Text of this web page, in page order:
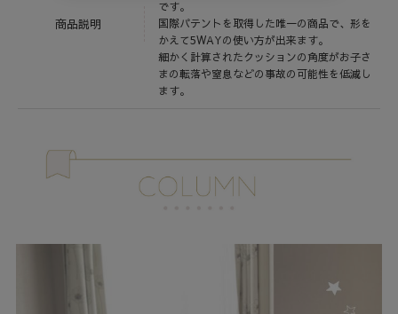
商品説明
です。
国際パテントを取得した唯一の商品で、形を
かえて5WAYの使い方が出来ます。
細かく計算されたクッションの角度がお子さ
まの転落や窒息などの事故の可能性を低減し
ます。